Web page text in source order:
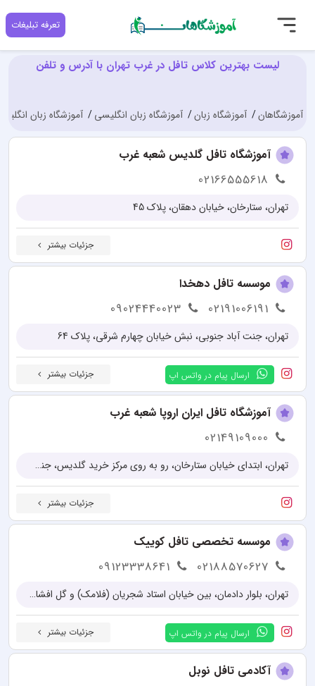
تعرفه تبلیغات
لیست بهترین کلاس تافل در غرب تهران با آدرس و تلفن
آموزشگاهان آموزشگاه زبان آموزشگاه زبان انگلیسی آموزشگاه زبان
آموزشگاه تافل گلدیس شعبه غرب
02166555618
تهران، ستارخان، خیابان دهقان، پلاک 45
جزئیات بیشتر
موسسه تافل دهخدا
02191006191
09024440023
تهران، جنت آباد جنوبی، نبش خیابان چهارم شرقی، پلاک 64
ارسال پیام در واتس اپ جزئیات بیشتر
آموزشگاه تافل ایران اروپا شعبه غرب
02149109000
تهران، ابتدای خیابان ستارخان، رو به روی مرکز خرید گلدیس، جنب بانک پارسیان
جزئیات بیشتر
موسسه تخصصی تافل کوییک
02188570627
09123338641
تهران، بلوار دادمان، بین خیابان استاد شجریان (‌فلامک) و گل افشان، پلاک ۳۸ طبقه سوم
ارسال پیام در واتس اپ جزئیات بیشتر
آکادمی تافل نوبل